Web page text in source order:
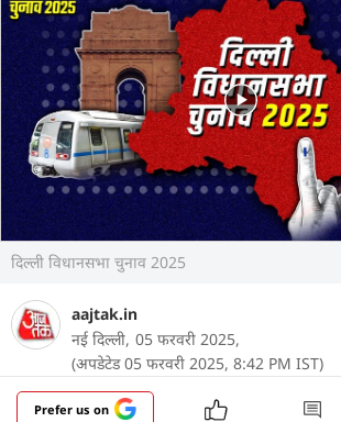
दिल्ली विधानसभा चुनाव 2025
aajtak.in
नई दिल्ली, 05 फरवरी 2025,
(अपडेटेड 05 फरवरी 2025, 8:42 PM IST)
Prefer us on